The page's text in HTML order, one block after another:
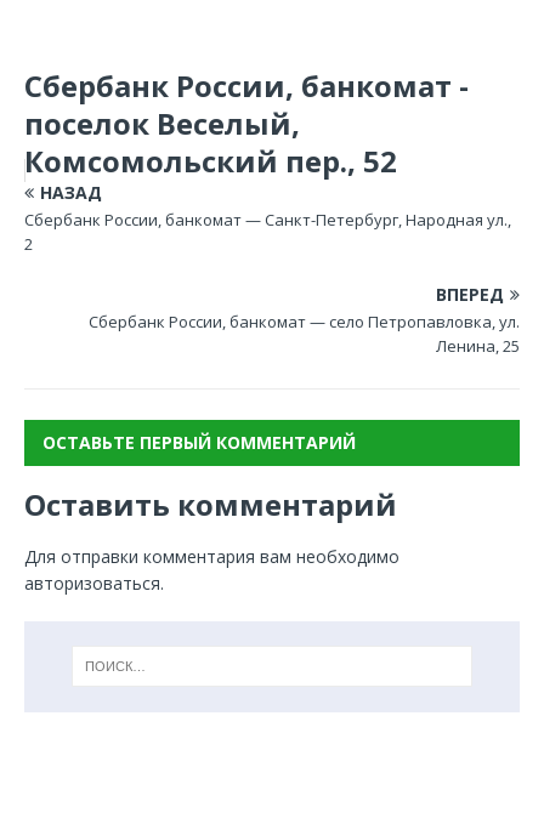
Сбербанк России, банкомат -
поселок Веселый,
Комсомольский пер., 52
НАЗАД
Сбербанк России, банкомат — Санкт-Петербург, Народная ул.,
2
ВПЕРЕД
Сбербанк России, банкомат — село Петропавловка, ул.
Ленина, 25
ОСТАВЬТЕ ПЕРВЫЙ КОММЕНТАРИЙ
Оставить комментарий
Для отправки комментария вам необходимо
авторизоваться.